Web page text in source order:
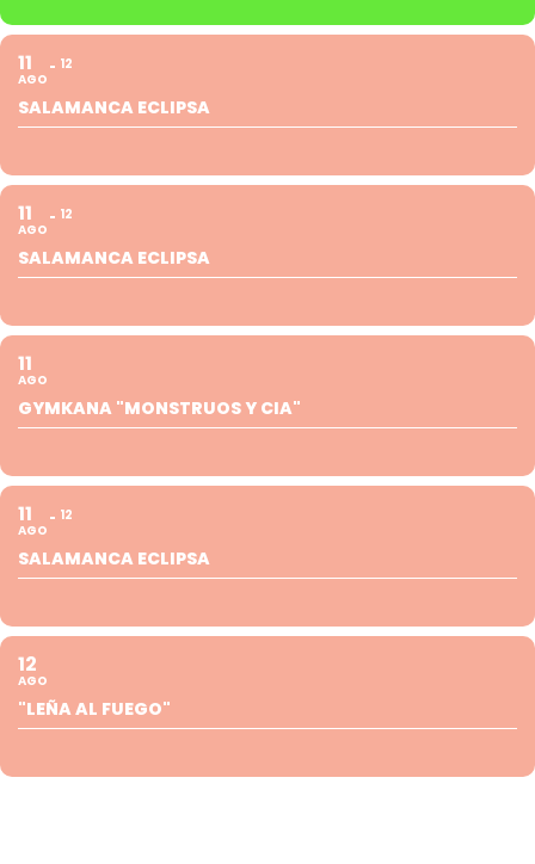
11
AGO
12
SALAMANCA ECLIPSA
11
AGO
12
SALAMANCA ECLIPSA
11
AGO
GYMKANA "MONSTRUOS Y CIA"
11
AGO
12
SALAMANCA ECLIPSA
12
AGO
"LEÑA AL FUEGO"